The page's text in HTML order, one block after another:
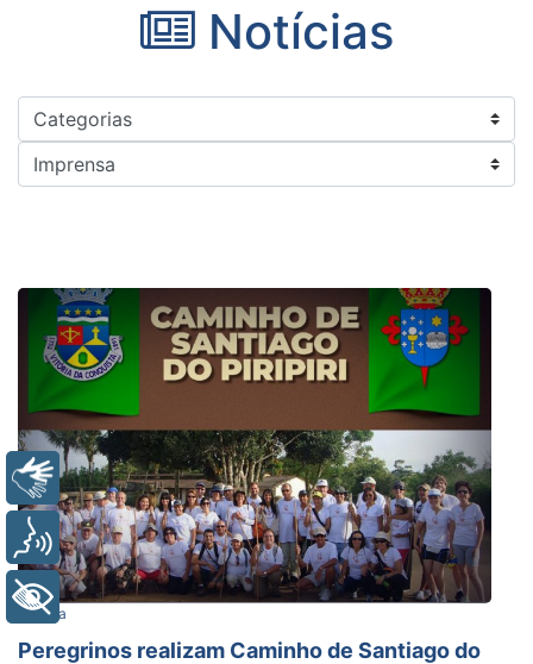
Notícias
Cultura
Peregrinos realizam Caminho de Santiago do
Libras
Voz
+ Acessibilidade